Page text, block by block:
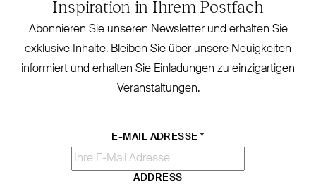
Inspiration in Ihrem Postfach
Abonnieren Sie unseren Newsletter und erhalten Sie
exklusive Inhalte. Bleiben Sie über unsere Neu­igkeiten
informiert und erhalten Sie Ein­ladungen zu ein­zig­artigen
Veranstaltungen.
E-MAIL ADRESSE*
ADDRESS